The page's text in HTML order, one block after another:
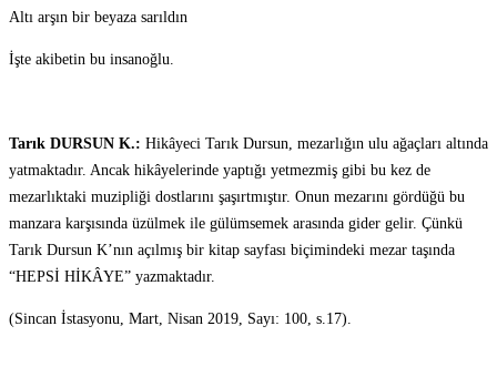
Altı arşın bir beyaza sarıldın
İşte akibetin bu insanoğlu.
Tarık DURSUN K.: Hikâyeci Tarık Dursun, mezarlığın ulu ağaçları altında
yatmaktadır. Ancak hikâyelerinde yaptığı yetmezmiş gibi bu kez de
mezarlıktaki muzipliği dostlarını şaşırtmıştır. Onun mezarını gördüğü bu
manzara karşısında üzülmek ile gülümsemek arasında gider gelir. Çünkü
Tarık Dursun K’nın açılmış bir kitap sayfası biçimindeki mezar taşında
“HEPSİ HİKÂYE” yazmaktadır.
(Sincan İstasyonu, Mart, Nisan 2019, Sayı: 100, s.17).